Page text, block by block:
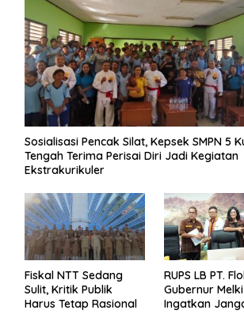
Sosialisasi Pencak Silat, Kepsek SMPN 5
Tengah Terima Perisai Diri Jadi Kegiatan
Ekstrakurikuler
Fiskal NTT Sedang
Sulit, Kritik Publik
Harus Tetap Rasional
RUPS LB PT.
Gubernur Melki
Ingatkan